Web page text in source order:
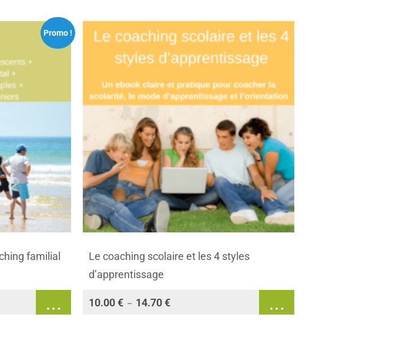
Promo !
familial
Le coaching scolaire et les 4 styles
d’apprentissage
10.00€ – 14.70€